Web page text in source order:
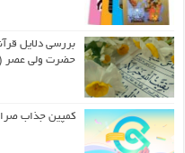
بررسی دلایل
حضرت ولی عصر
کمپین جذاب